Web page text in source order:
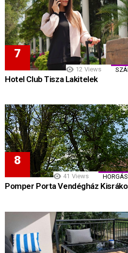
12 Views
Hotel Club Tisza Lakitelek
41 Views
Pomper Porta Vendégház